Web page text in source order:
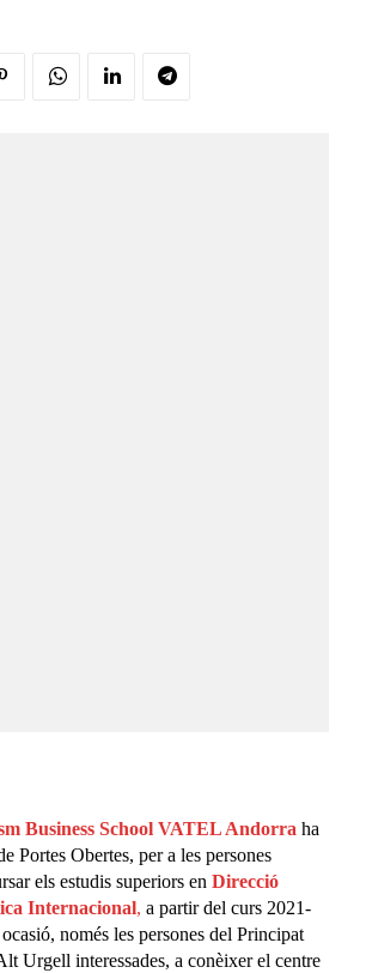
Business School VATEL Andorra ha
Portes Obertes, per a les persones
els estudis superiors enDirecció
Internacional, a partir del curs 2021-
només les persones del Principat
Urgell interessades, a conèixer el centre